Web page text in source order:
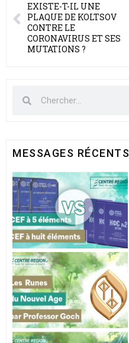
EXISTE-T-IL UNE
PLAQUE DE KOLTSOV
CONTRE LE
CORONAVIRUS ET SES
MUTATIONS ?
MESSAGES RÉCENTS